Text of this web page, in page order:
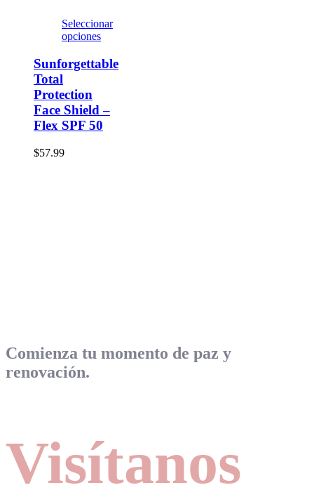
Seleccionar
opciones
Sunforgettable
Total
Protection
Face Shield –
Flex SPF 50
$57.99
Comienza tu momento de paz y
renovación.
Visítanos